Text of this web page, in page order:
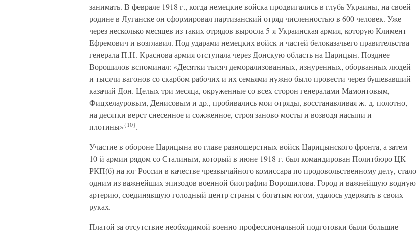
занимать. В феврале 1918 г., когда немецкие войска продвигались в глубь Украины, на своей
родине в Луганске он сформировал партизанский отряд численностью в 600 человек. Уже
через несколько месяцев из таких отрядов выросла 5-я Украинская армия, которую Климент
Ефремович и возглавил. Под ударами немецких войск и частей белоказачьего правительства
генерала П.Н. Краснова армия отступала через Донскую область на Царицын. Позднее
Ворошилов вспоминал: «Десятки тысяч деморализованных, изнуренных, оборванных людей
и тысячи вагонов со скарбом рабочих и их семьями нужно было провести через бушевавший
казачий Дон. Целых три месяца, окруженные со всех сторон генералами Мамонтовым,
Фицхелауровым, Денисовым и др., пробивались мои отряды, восстанавливая ж.-д. полотно,
на десятки верст снесенное и сожженное, строя заново мосты и возводя насыпи и
плотины»{10}.
Участие в обороне Царицына во главе разношерстных войск Царицынского фронта, а затем
10-й армии рядом со Сталиным, который в июне 1918 г. был командирован Политбюро ЦК
РКП(б) на юг России в качестве чрезвычайного комиссара по продовольственному делу, стало
одним из важнейших эпизодов военной биографии Ворошилова. Город и важнейшую водную
артерию, соединявшую голодный центр страны с богатым югом, удалось удержать в своих
руках.
Платой за отсутствие необходимой военно-профессиональной подготовки были большие